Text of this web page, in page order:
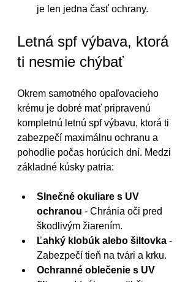
je len jedna časť ochrany.
Letná spf výbava, ktorá
ti nesmie chýbať
Okrem samotného opaľovacieho
krému je dobré mať pripravenú
kompletnú letnú spf výbavu, ktorá ti
zabezpečí maximálnu ochranu a
pohodlie počas horúcich dní. Medzi
základné kúsky patria:
Slnečné okuliare s UV
ochranou - Chránia oči pred
škodlivým žiarením.
Ľahký klobúk alebo šiltovka -
Zabezpečí tieň na tvári a krku.
Ochranné oblečenie s UV